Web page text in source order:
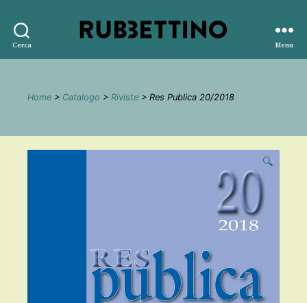
Cerca
editore
Menu
Home > Catalogo > Riviste > Res Publica 20/2018
🔍